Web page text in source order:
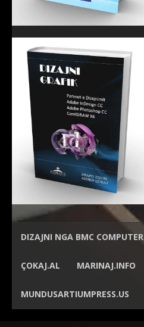
DIZAJNI NGA BMC COMPUTER
ÇOKAJ.AL MARINAJ.INFO
MUNDUSARTIUMPRESS.US